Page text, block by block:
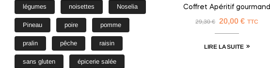
Coffret Apéritif gourmand
29,30€ 20,00 € TTC
LIRE LA SUITE
légumes noisettes Noselia
Pineau poire pomme
pralin pêche raisin
sans gluten épicerie salée